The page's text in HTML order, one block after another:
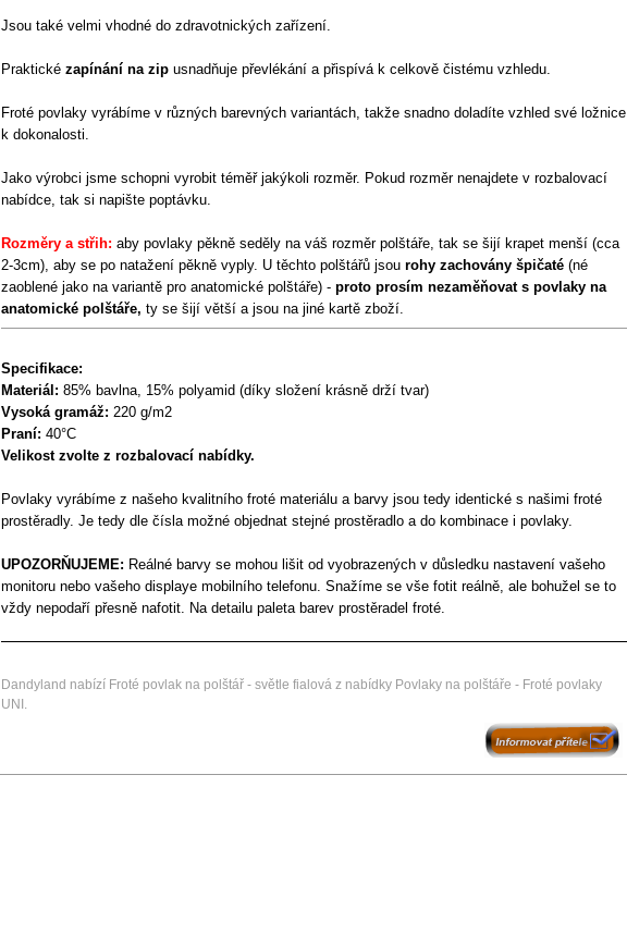
Jsou také velmi vhodné do zdravotnických zařízení.
Praktické zapínání na zip usnadňuje převlékání a přispívá k celkově čistému vzhledu.
Froté povlaky vyrábíme v různých barevných variantách, takže snadno doladíte vzhled své ložnice
k dokonalosti.
Jako výrobci jsme schopni vyrobit téměř jakýkoli rozměr. Pokud rozměr nenajdete v rozbalovací
nabídce, tak si napište poptávku.
Rozměry a střih: aby povlaky pěkně seděly na váš rozměr polštáře, tak se šijí krapet menší (cca
2-3cm), aby se po natažení pěkně vyply. U těchto polštářů jsou rohy zachovány špičaté (né
zaoblené jako na variantě pro anatomické polštáře) - proto prosím nezaměňovat s povlaky na
anatomické polštáře, ty se šijí větší a jsou na jiné kartě zboží.
Specifikace:
Materiál: 85% bavlna, 15% polyamid (díky složení krásně drží tvar)
Vysoká gramáž: 220 g/m2
Praní: 40°C
Velikost zvolte z rozbalovací nabídky.
Povlaky vyrábíme z našeho kvalitního froté materiálu a barvy jsou tedy identické s našimi froté
prostěradly. Je tedy dle čísla možné objednat stejné prostěradlo a do kombinace i povlaky.
UPOZORŇUJEME: Reálné barvy se mohou lišit od vyobrazených v důsledku nastavení vašeho
monitoru nebo vašeho displaye mobilního telefonu. Snažíme se vše fotit reálně, ale bohužel se to
vždy nepodaří přesně nafotit. Na detailu paleta barev prostěradel froté.
Dandyland nabízí Froté povlak na polštář - světle fialová z nabídky Povlaky na polštáře - Froté povlaky
UNI.